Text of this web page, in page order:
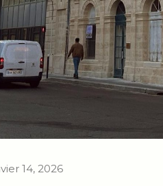
14, 2026